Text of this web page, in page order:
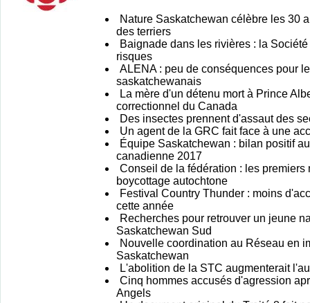
Nature Saskatchewan célèbre les 30
des terriers
Baignade dans les rivières : la
risques
ALENA : peu de conséquences pour
saskatchewanais
La mère d'un détenu mort à Prince
correctionnel du Canada
Des insectes prennent d'assaut des
Un agent de la GRC fait face à une
Équipe Saskatchewan : bilan positif
canadienne 2017
Conseil de la fédération : les premiers
boycottage autochtone
Festival Country Thunder : moins
cette année
Recherches pour retrouver un jeune
Saskatchewan Sud
Nouvelle coordination au Réseau en
Saskatchewan
L'abolition de la STC augmenterait
Cinq hommes accusés d'agression
Angels